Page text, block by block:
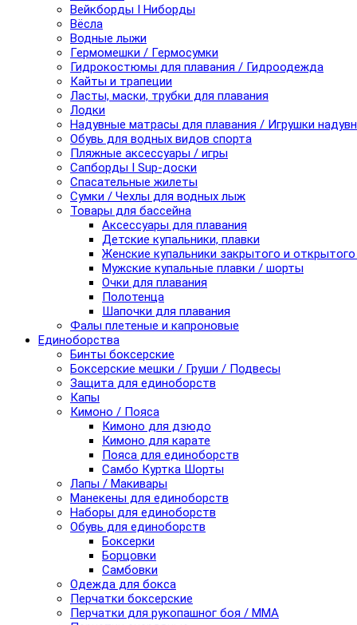
Вейкборды I Ниборды
Вёсла
Водные лыжи
Гермомешки / Гермосумки
Гидрокостюмы для плавания / Гидроодежда
Кайты и трапеции
Ласты, маски, трубки для плавания
Лодки
Надувные матрасы для плавания / Игрушки
Обувь для водных видов спорта
Пляжные аксессуары / игры
Сапборды I Sup-доски
Спасательные жилеты
Сумки / Чехлы для водных лыж
Товары для бассейна
Аксессуары для плавания
Детские купальники, плавки
Женские купальники закрытого и
Мужские купальные плавки / шорты
Очки для плавания
Полотенца
Шапочки для плавания
Фалы плетеные и капроновые
Единоборства
Бинты боксерские
Боксерские мешки / Груши / Подвесы
Защита для единоборств
Капы
Кимоно / Пояса
Кимоно для дзюдо
Кимоно для карате
Пояса для единоборств
Самбо Куртка Шорты
Лапы / Макивары
Манекены для единоборств
Наборы для единоборств
Обувь для единоборств
Боксерки
Борцовки
Самбовки
Одежда для бокса
Перчатки боксерские
Перчатки для рукопашног боя / ММА